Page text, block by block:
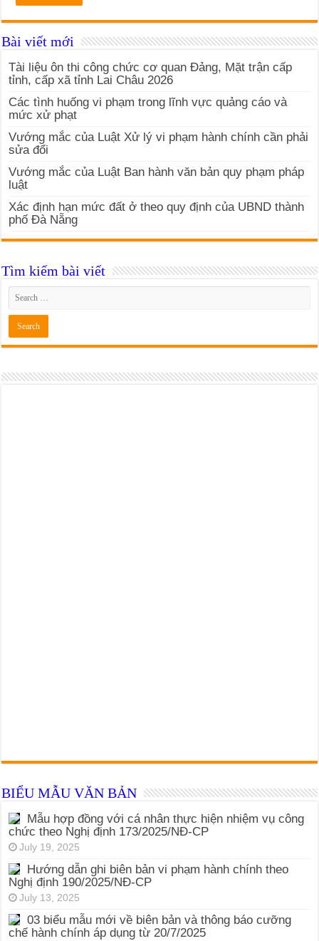
Bài viết mới
Tài liệu ôn thi công chức cơ quan Đảng, Mặt trận cấp
tỉnh, cấp xã tỉnh Lai Châu 2026
Các tình huống vi phạm trong lĩnh vực quảng cáo và
mức xử phạt
Vướng mắc của Luật Xử lý vi phạm hành chính cần phải
sửa đổi
Vướng mắc của Luật Ban hành văn bản quy phạm pháp
luật
Xác định hạn mức đất ở theo quy định của UBND thành
phố Đà Nẵng
Tìm kiếm bài viết
BIỂU MẪU VĂN BẢN
Mẫu hợp đồng với cá nhân thực hiện nhiệm vụ công
chức theo Nghị định 173/2025/NĐ-CP
July 19, 2025
Hướng dẫn ghi biên bản vi phạm hành chính theo
Nghị định 190/2025/NĐ-CP
July 13, 2025
03 biểu mẫu mới về biên bản và thông báo cưỡng
chế hành chính áp dụng từ 20/7/2025